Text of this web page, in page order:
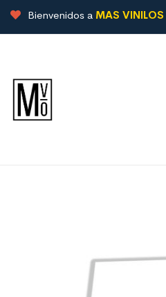
Bienvenidos a MAS VINILOS